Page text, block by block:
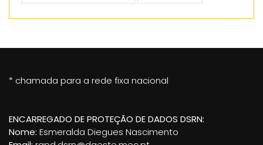
* chamada para a rede fixa nacional
ENCARREGADO DE PROTEÇÃO DE DADOS DSRN:
Nome: Esmeralda Diegues Nascimento